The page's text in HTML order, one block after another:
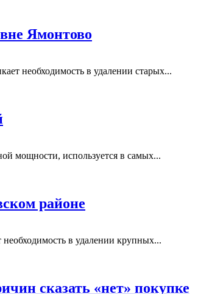
Ямонтово
необходимость в удалении старых...
мощности, используется в самых...
районе
в удалении крупных...
сказать «нет» покупке